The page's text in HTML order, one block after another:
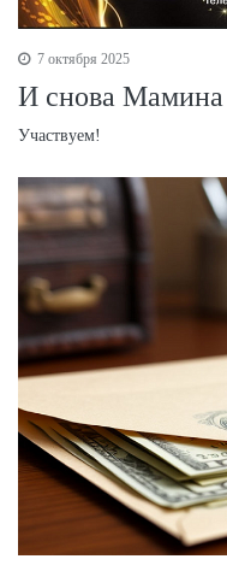
7 октября 2025
И снова Мамина
Участвуем!